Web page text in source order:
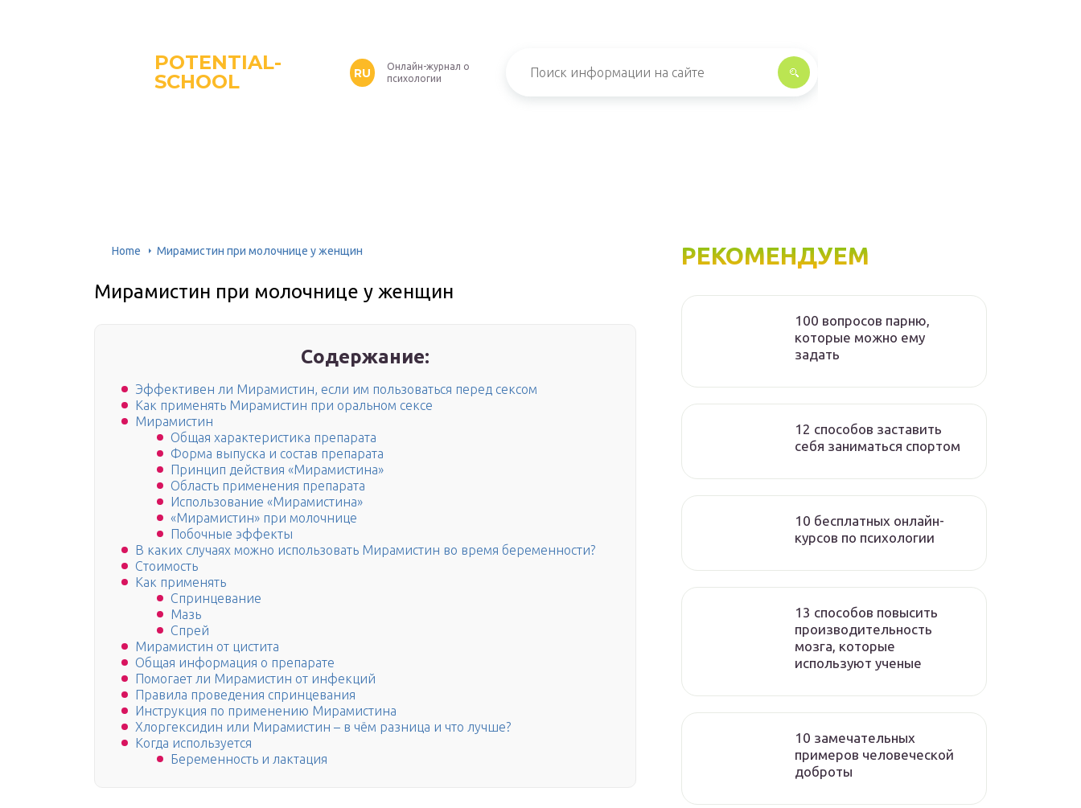
POTENTIAL-
SCHOOL
RU
Онлайн-журнал о
психологии
Home Мирамистин при молочнице у женщин
Мирамистин при молочнице у женщин
Содержание:
Эффективен ли Мирамистин, если им пользоваться перед сексом
Как применять Мирамистин при оральном сексе
Мирамистин
Общая характеристика препарата
Форма выпуска и состав препарата
Принцип действия «Мирамистина»
Область применения препарата
Использование «Мирамистина»
«Мирамистин» при молочнице
Побочные эффекты
В каких случаях можно использовать Мирамистин во время беременности?
Стоимость
Как применять
Спринцевание
Мазь
Спрей
Мирамистин от цистита
Общая информация о препарате
Помогает ли Мирамистин от инфекций
Правила проведения спринцевания
Инструкция по применению Мирамистина
Хлоргексидин или Мирамистин – в чём разница и что лучше?
Когда используется
Беременность и лактация
РЕКОМЕНДУЕМ
100 вопросов парню,
которые можно ему
задать
12 способов заставить
себя заниматься спортом
10 бесплатных онлайн-
курсов по психологии
13 способов повысить
производительность
мозга, которые
используют ученые
10 замечательных
примеров человеческой
доброты